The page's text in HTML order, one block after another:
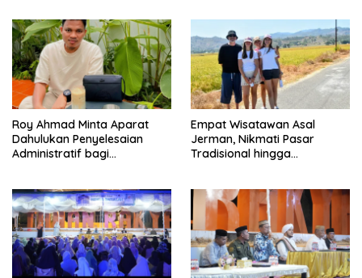
Roy Ahmad Minta Aparat
Dahulukan Penyelesaian
Administratif bagi
Empat Wisatawan Asal
Jerman, Nikmati Pasar
Tradisional hingga